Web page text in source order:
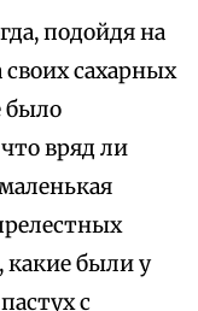
подойдя на
сахарных
было
вряд ли
какие были у
с